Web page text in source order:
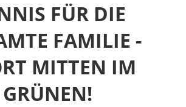
FÜR DIE
FAMILIE -
MITTEN IM
GRÜNEN!